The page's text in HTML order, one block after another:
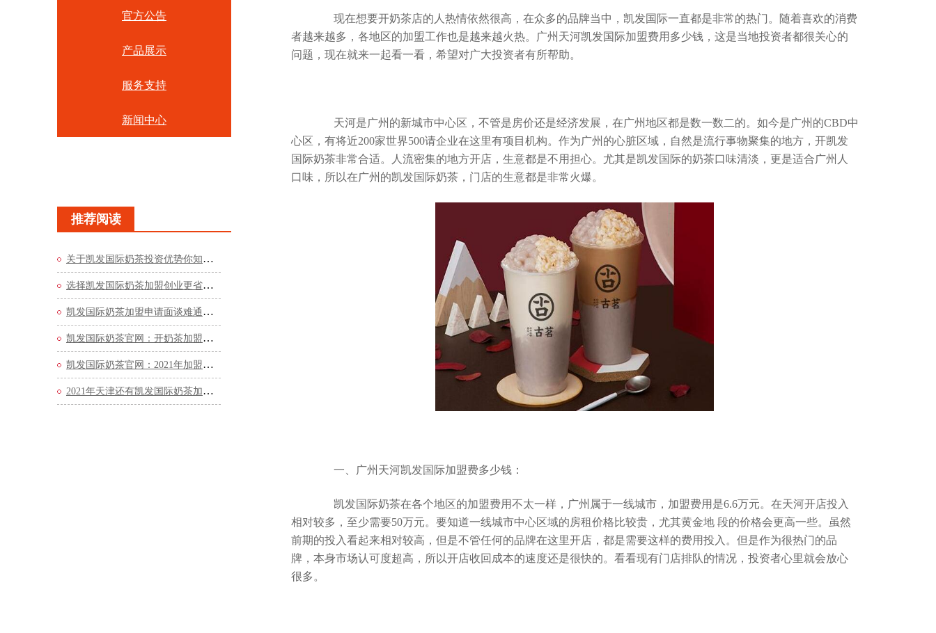
官方公告
产品展示
服务支持
新闻中心
推荐阅读
关于凯发国际奶茶投资优势你知道多少？
选择凯发国际奶茶加盟创业更省心更轻松
凯发国际奶茶加盟申请面谈难通过？这些方法你知道
凯发国际奶茶官网：开奶茶加盟店需要哪些流程？
凯发国际奶茶官网：2021年加盟条件是什么？费用高吗
2021年天津还有凯发国际奶茶加盟名额吗？看看官网的
现在想要开奶茶店的人热情依然很高，在众多的品牌当中，凯发国际一直都是非常的热门。随着喜欢的消费
者越来越多，各地区的加盟工作也是越来越火热。
广州天河凯发国际加盟费用 多少钱，这是当地投资者都很关心的
问题，现在就来一起看一看，希望对广大投资者有所帮助。
天河是广州的新城市中心区，不管是房价还是经济发展，在广州地区都是数一数二的。如今是广州的CBD中
心区，有将近200家世界500请企业在这里有项目机构。作为广州的心脏区域，自然是流行事物聚集的地方，开凯发
国际奶茶非常合适。人流密集的地方开店，生意都是不用担心。尤其是凯发国际的奶茶口味清淡，更是适合广州人
口味，所以在广州的凯发国际奶茶，门店的生意都是非常火爆。
一、广州天河凯发国际加盟费多少钱：
凯发国际奶茶在各个地区的加盟费用不太一样，广州属于一线城市，加盟费用是6.6万元。在天河开店投入
相对较多，至少需要50万元。要知道一线城市中心区域的房租价格比较贵，尤其黄金地 段的价格会更高一些。虽然
前期的投入看起来相对较高，但是不管任何的品牌在这里开店，都是需要这样的费用投入。但是作为很热门的品
牌，本身市场认可度超高，所以开店收回成本的速度还是很快的。看看现有门店排队的情况，投资者心里就会放心
很多。